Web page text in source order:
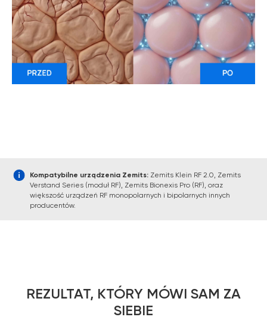
Kompatybilne urządzenia Zemits: Zemits Klein RF 2.0, Zemits
Verstand Series (moduł RF), Zemits Bionexis Pro (RF), oraz
większość urządzeń RF monopolarnych i bipolarnych innych
producentów.
REZULTAT, KTÓRY MÓWI SAM ZA
SIEBIE
OPINIE